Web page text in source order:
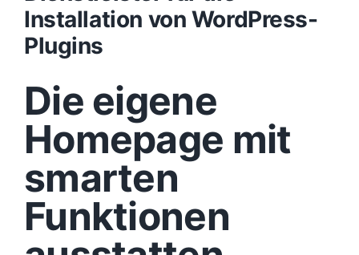
Design
Content
Funktionen
Aufbau
Traffic
Installation von WordPress-
Plugins
Die eigene
Homepage mit
smarten
Funktionen